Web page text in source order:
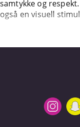
samtykke og
også en visuell